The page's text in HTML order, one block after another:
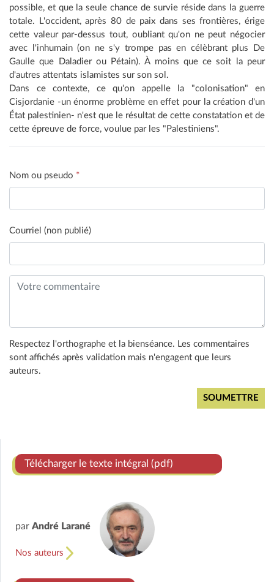
possible, et que la seule chance de survie réside dans la guerre
totale. L'occident, après 80 de paix dans ses frontières, érige
cette valeur par-dessus tout, oubliant qu'on ne peut négocier
avec l'inhumain (on ne s'y trompe pas en célèbrant plus De
Gaulle que Daladier ou Pétain). À moins que ce soit la peur
d'autres attentats islamistes sur son sol.
Dans ce contexte, ce qu'on appelle la "colonisation" en
Cisjordanie -un énorme problème en effet pour la création d'un
État palestinien- n'est que le résultat de cette constatation et de
cette épreuve de force, voulue par les "Palestiniens".
Nom ou pseudo *
Courriel (non publié)
Respectez l'orthographe et la bienséance. Les commentaires
sont affichés après validation mais n'engagent que leurs
auteurs.
Télécharger le texte intégral (pdf)
par André Larané
Nos auteurs